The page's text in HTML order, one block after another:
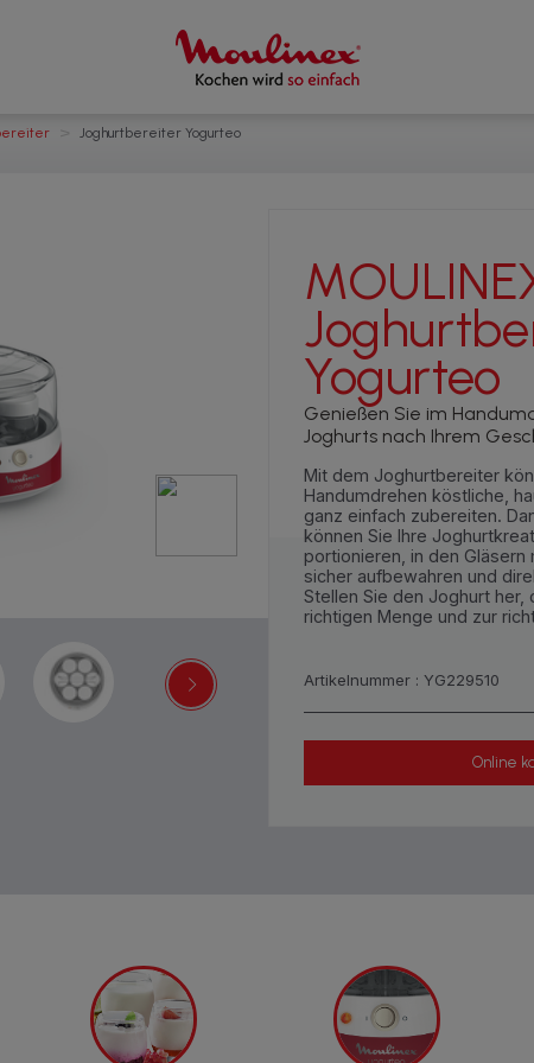
Joghurtbereiter Yogurteo
Yogurteo
Genießen Sie im
Joghurts nach Ihrem
Mit dem Joghurtbereiter
Handumdrehen köstliche,
ganz einfach zubereiten.
können Sie Ihre
portionieren, in den Gläsern
sicher aufbewahren und
Stellen Sie den Joghurt her,
richtigen Menge und zur
Artikelnummer : YG229510
Online